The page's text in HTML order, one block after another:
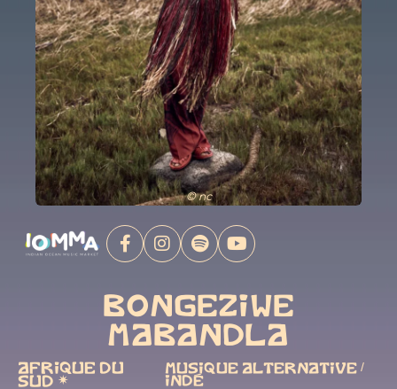
© nc
BONGEZIWE
MABANDLA
AFRIQUE DU
SUD ✷
MUSIQUE ALTERNATIVE /
INDÉ